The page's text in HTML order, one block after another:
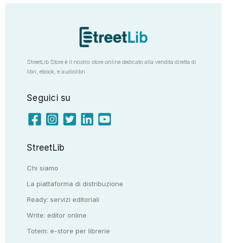
StreetLib Store è il nostro store online dedicato alla vendita diretta di
libri, ebook, e audiolibri
Seguici su
StreetLib
Chi siamo
La piattaforma di distribuzione
Ready: servizi editoriali
Write: editor online
Totem: e-store per librerie